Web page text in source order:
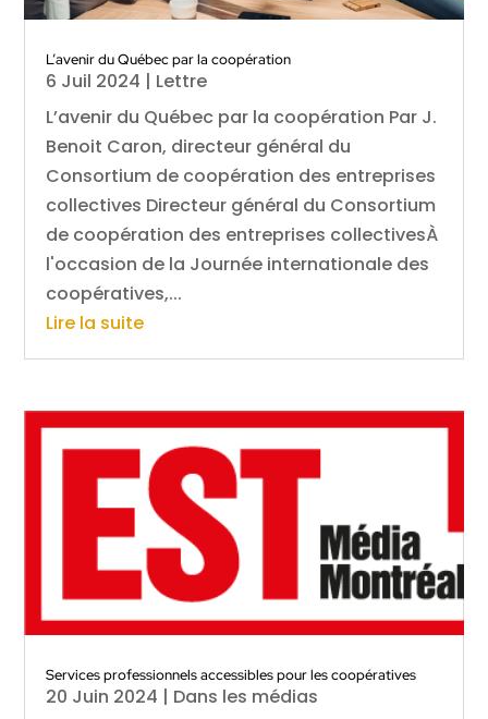
L’avenir du Québec par la coopération
6 Juil 2024 | Lettre
L’avenir du Québec par la coopération Par J.
Benoit Caron, directeur général du
Consortium de coopération des entreprises
collectives Directeur général du Consortium
de coopération des entreprises collectivesÀ
l'occasion de la Journée internationale des
coopératives,...
Lire la suite
Services professionnels accessibles pour les coopératives
20 Juin 2024 | Dans les médias